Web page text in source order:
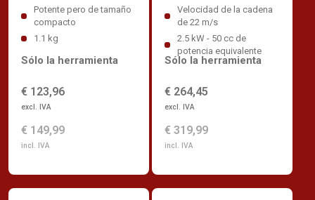
Potente pero de tamaño
compacto
1.1 kg
€ 123,96
excl. IVA
€ 149,99
incl. IVA
Sólo la herramienta
Velocidad de la cadena
de 22 m/s
2.5 kW - 50 cc de
potencia equivalente
€ 264,45
excl. IVA
€ 319,99
incl. IVA
Sólo la herramienta